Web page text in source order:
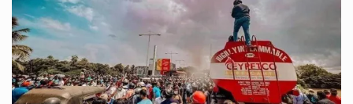
වත්මන් ආණ්ඩුවේ ප්‍රධාන පාර්ශවකරුවා වන ජනතා විමුක්ති පෙරමුණේ කාලයක පටන් තිබුණු ප්‍රධාන සටන් පාඨයක් වූවේ…